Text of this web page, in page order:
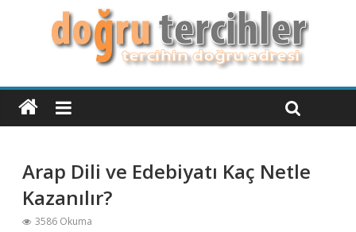
Arap Dili ve Edebiyatı Kaç Netle
Kazanılır?
3586 Okuma